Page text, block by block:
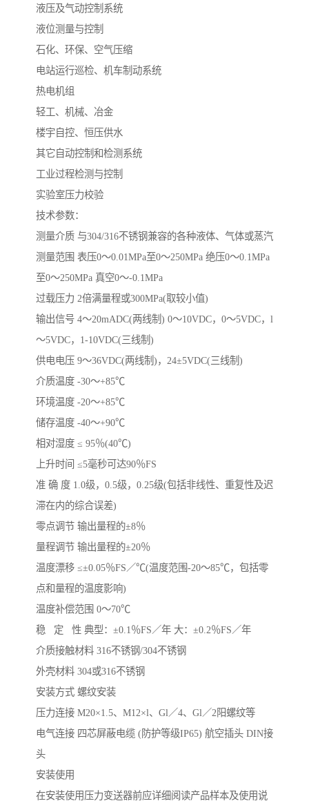
液压及气动控制系统
液位测量与控制
石化、环保、空气压缩
电站运行巡检、机车制动系统
热电机组
轻工、机械、冶金
楼宇自控、恒压供水
其它自动控制和检测系统
工业过程检测与控制
实验室压力校验
技术参数：
测量介质 与304/316不锈钢兼容的各种液体、气体或蒸汽
测量范围 表压0～0.01MPa至0～250MPa 绝压0～0.1MPa
至0～250MPa 真空0～-0.1MPa
过载压力 2倍满量程或300MPa(取较小值)
输出信号 4～20mADC(两线制) 0～10VDC，0～5VDC，l
～5VDC，1-10VDC(三线制)
供电电压 9～36VDC(两线制)，24±5VDC(三线制)
介质温度 -30～+85℃
环境温度 -20～+85℃
储存温度 -40～+90℃
相对湿度 ≤ 95％(40℃)
上升时间 ≤5毫秒可达90％FS
准 确 度 1.0级，0.5级，0.25级(包括非线性、重复性及迟
滞在内的综合误差)
零点调节 输出量程的±8％
量程调节 输出量程的±20％
温度漂移 ≤±0.05％FS／℃(温度范围-20～85℃，包括零
点和量程的温度影响)
温度补偿范围 0～70℃
稳 定 性 典型：±0.1％FS／年 大：±0.2％FS／年
介质接触材料 316不锈钢/304不锈钢
外壳材料 304或316不锈钢
安装方式 螺纹安装
压力连接 M20×1.5、M12×l、Gl／4、Gl／2阳螺纹等
电气连接 四芯屏蔽电缆 (防护等级IP65) 航空插头 DIN接
头
安装使用
在安装使用压力变送器前应详细阅读产品样本及使用说